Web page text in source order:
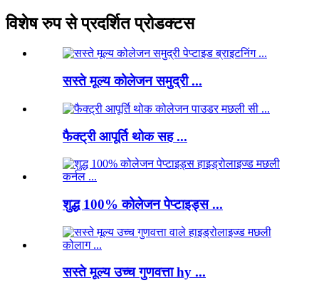
विशेष रुप से प्रदर्शित प्रोडक्टस
सस्ते मूल्य कोलेजन समुद्री ...
फैक्ट्री आपूर्ति थोक सह ...
शुद्ध 100% कोलेजन पेप्टाइड्स ...
सस्ते मूल्य उच्च गुणवत्ता hy ...